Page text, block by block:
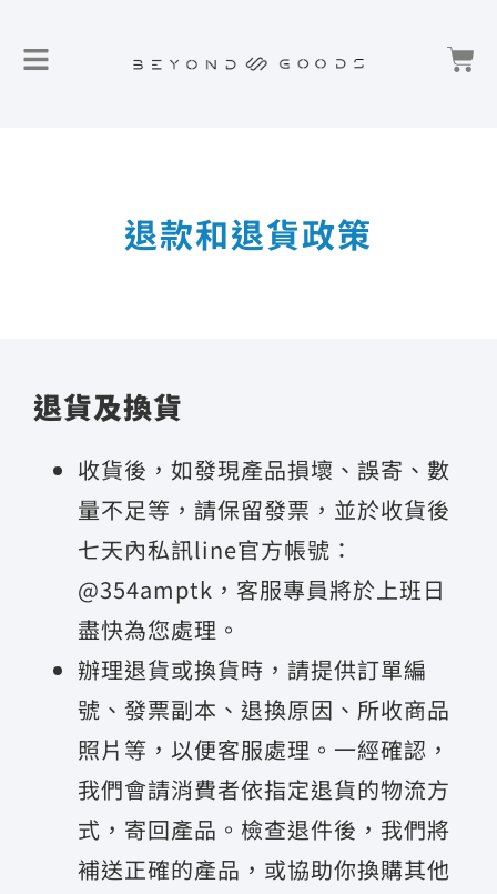
退款和退貨政策
退貨及換貨
收貨後，如發現產品損壞、誤寄、數
量不足等，請保留發票，並於收貨後
七天內私訊line官方帳號：
@354amptk，客服專員將於上班日
盡快為您處理。
辦理退貨或換貨時，請提供訂單編
號、發票副本、退換原因、所收商品
照片等，以便客服處理。一經確認，
我們會請消費者依指定退貨的物流方
式，寄回產品。檢查退件後，我們將
補送正確的產品，或協助你換購其他